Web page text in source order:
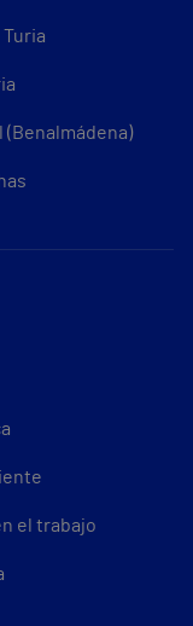
el trabajo